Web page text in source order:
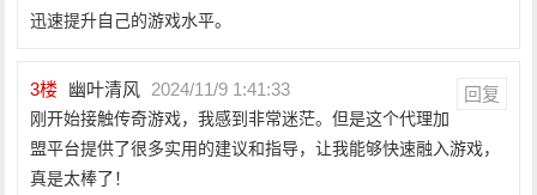
迅速提升自己的游戏水平。
3楼 幽叶清风 2024/11/9 1:41:33 回复
刚开始接触传奇游戏，我感到非常迷茫。但是这个代理加
盟平台提供了很多实用的建议和指导，让我能够快速融入游戏，
真是太棒了！